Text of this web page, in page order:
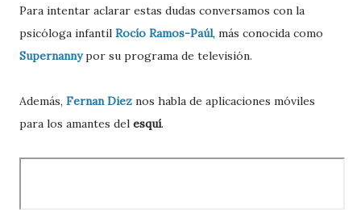
Para intentar aclarar estas dudas conversamos con la
psicóloga infantil Rocío Ramos-Paúl, más conocida como
Supernanny por su programa de televisión.
Además, Fernan Diez nos habla de aplicaciones móviles
para los amantes del esquí.